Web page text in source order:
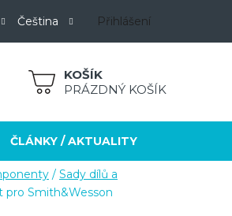
Čeština Přihlášení
NÁKUPNÍPRÁZDNÝ KOŠÍK
ČLÁNKY / AKTUALITY
/ Sady dílů a
pro Smith&Wesson